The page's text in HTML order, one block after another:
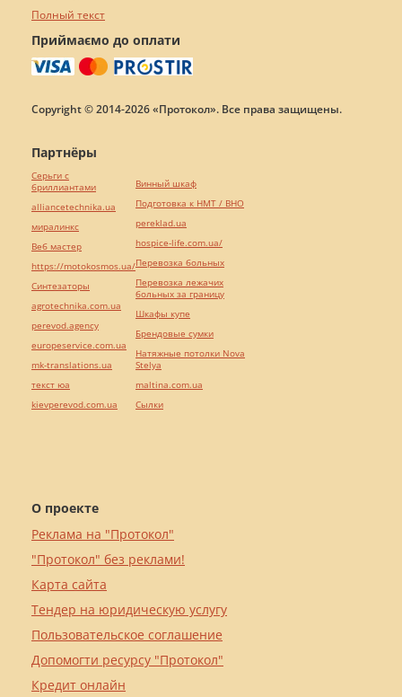
Полный текст
Приймаємо до оплати
Copyright © 2014-2026 «Протокол». Все права защищены.
О проекте
Реклама на "Протокол"
"Протокол" без реклами!
Карта сайта
Тендер на юридическую услугу
Пользовательское соглашение
Допомогти ресурсу "Протокол"
Кредит онлайн
Партнёры
Серьги с
бриллиантами
alliancetechnika.ua
миралинкс
Веб мастер
https://motokosmos.ua/
Синтезаторы
agrotechnika.com.ua
perevod.agency
europeservice.com.ua
mk-translations.ua
текст юа
kievperevod.com.ua
Винный шкаф
Подготовка к НМТ / ВНО
pereklad.ua
hospice-life.com.ua/
Перевозка больных
Перевозка лежачих
больных за границу
Шкафы купе
Брендовые сумки
Натяжные потолки Nova
Stelya
maltina.com.ua
Cылки